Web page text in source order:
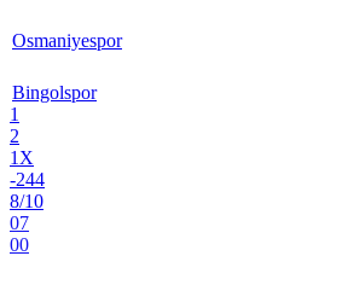
Osmaniyespor
Bingolspor
1
2
1X
-244
8/10
07
00